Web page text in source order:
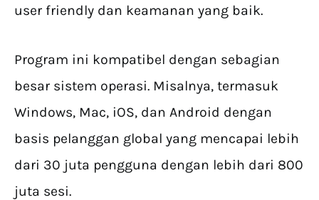
user friendly dan keamanan yang baik.
Program ini kompatibel dengan sebagian
besar sistem operasi. Misalnya, termasuk
Windows, Mac, iOS, dan Android dengan
basis pelanggan global yang mencapai lebih
dari 30 juta pengguna dengan lebih dari 800
juta sesi.